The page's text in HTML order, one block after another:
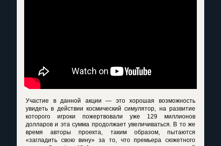
Участие в данной акции — это хорошая возможность
увидеть в действии космический симулятор, на развитие
которого игроки пожертвовали уже 129 миллионов
долларов и эта сумма продолжает увеличиваться. В то же
время авторы проекта, таким образом, пытаются
«загладить свою вину» за то, что премьера сюжетного